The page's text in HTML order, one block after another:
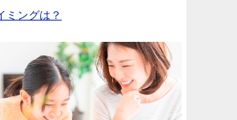
ミングは？